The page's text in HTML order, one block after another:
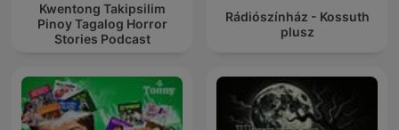
Kwentong Takipsilim
Pinoy Tagalog Horror
Stories Podcast
Rádiószínház - Kossuth
plusz